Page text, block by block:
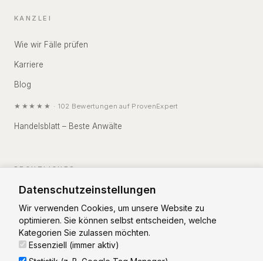
KANZLEI
Wie wir Fälle prüfen
Karriere
Blog
★★★★★ · 102 Bewertungen auf ProvenExpert
Handelsblatt – Beste Anwälte
RECHTLICHES
Impressum
Datenschutz
Datenschutzeinstellungen
Wir verwenden Cookies, um unsere Website zu
optimieren. Sie können selbst entscheiden, welche
Kategorien Sie zulassen möchten.
Essenziell (immer aktiv)